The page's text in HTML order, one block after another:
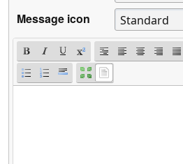
Message icon